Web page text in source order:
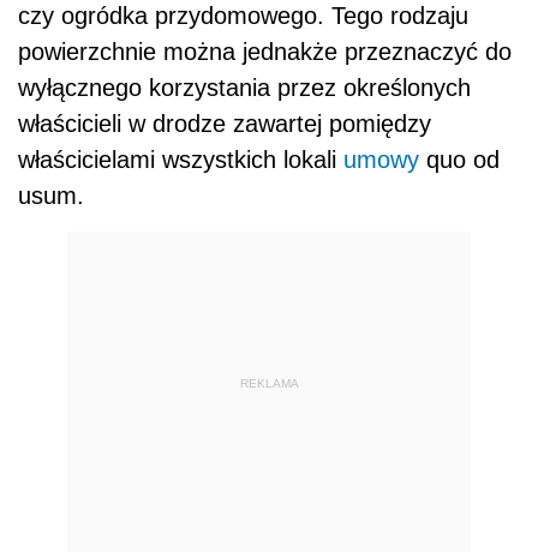
czy ogródka przydomowego. Tego rodzaju
powierzchnie można jednakże przeznaczyć do
wyłącznego korzystania przez określonych
właścicieli w drodze zawartej pomiędzy
właścicielami wszystkich lokali umowy quo od
usum.
REKLAMA